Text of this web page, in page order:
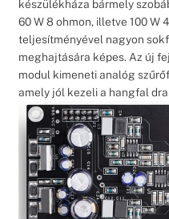
készülékháza bármely
60 W 8 ohmon, illetve 100 W
teljesítményével nagyon
meghajtására képes. Az új
modul kimeneti analóg
amely jól kezeli a hangfal